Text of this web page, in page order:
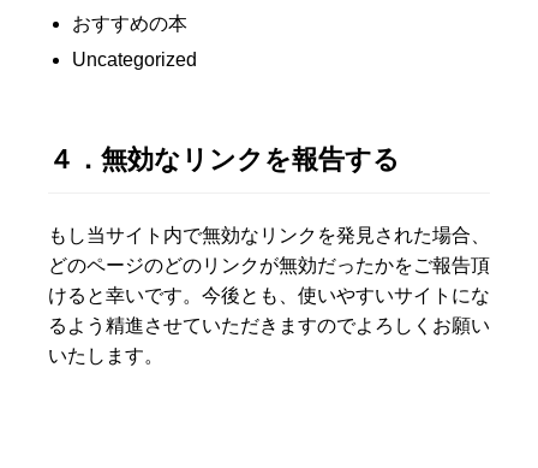
おすすめの本
Uncategorized
４．無効なリンクを報告する
もし当サイト内で無効なリンクを発見された場合、
どのページのどのリンクが無効だったかをご報告頂
けると幸いです。今後とも、使いやすいサイトにな
るよう精進させていただきますのでよろしくお願い
いたします。